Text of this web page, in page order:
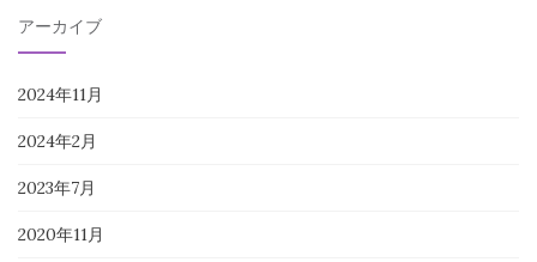
アーカイブ
2024年11月
2024年2月
2023年7月
2020年11月